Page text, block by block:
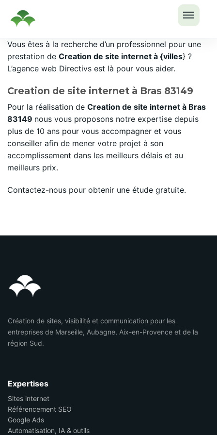
LE
Passer
au
contenu
Vous êtes à la recherche d’un professionnel pour une
prestation de Creation de site internet à {villes} ?
L’agence web Directivs est là pour vous aider.
Creation de site internet à Bras 83149
Pour la réalisation de Creation de site internet à Bras
83149 nous vous proposons notre expertise depuis
plus de 10 ans pour vous accompagner et vous
conseiller afin de mener votre projet à son
accomplissement dans les meilleurs délais et au
meilleurs prix.
Contactez-nous pour obtenir une étude gratuite.
Création de sites, visibilité et communication pour les
entreprises de Marseille, Aubagne, Aix-en-Provence et de la
région Sud.
Expertises
Sites internet
Référencement SEO
Google Ads
Automatisation, IA & outils